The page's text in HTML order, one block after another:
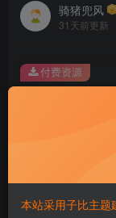
骑猪兜风
31天前更新
此内容为付费资
付费资源
本站采用子比主题